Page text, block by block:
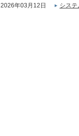
2026年03月12日 シス